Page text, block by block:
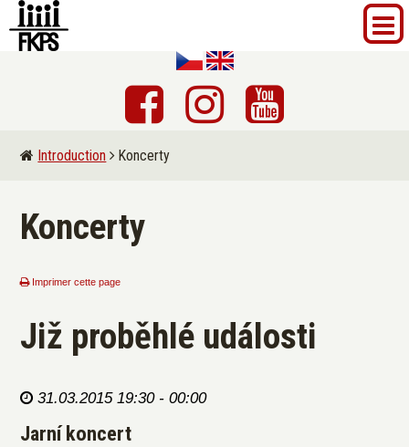
Introduction Koncerty
Koncerty
Imprimer cette page
Již proběhlé události
31.03.2015 19:30 - 00:00
Jarní koncert